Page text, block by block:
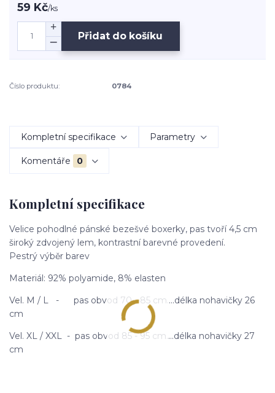
59 Kč/ks
Přidat do košíku
Číslo produktu: 0784
Kompletní specifikace Parametry
Komentáře 0
Kompletní specifikace
Velice pohodlné pánské bezešvé boxerky, pas tvoří 4,5 cm
široký zdvojený lem, kontrastní barevné provedení.
Pestrý výběr barev
Materiál: 92% polyamide, 8% elasten
Vel. M / L - pas obvod 70 - 85 cm....délka nohavičky 26
cm
Vel. XL / XXL - pas obvod 85 - 95 cm....délka nohavičky 27
cm